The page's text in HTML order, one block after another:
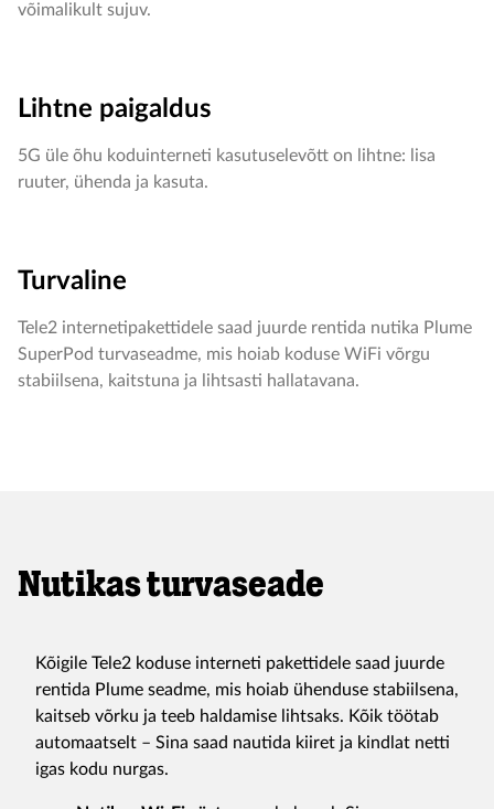
võimalikult sujuv.
Lihtne paigaldus
5G üle õhu koduinterneti kasutuselevõtt on lihtne: lisa
ruuter, ühenda ja kasuta.
Turvaline
Tele2 internetipakettidele saad juurde rentida nutika Plume
SuperPod turvaseadme, mis hoiab koduse WiFi võrgu
stabiilsena, kaitstuna ja lihtsasti hallatavana.
Nutikas turvaseade
Kõigile Tele2 koduse interneti pakettidele saad juurde
rentida Plume seadme, mis hoiab ühenduse stabiilsena,
kaitseb võrku ja teeb haldamise lihtsaks. Kõik töötab
automaatselt – Sina saad nautida kiiret ja kindlat netti
igas kodu nurgas.